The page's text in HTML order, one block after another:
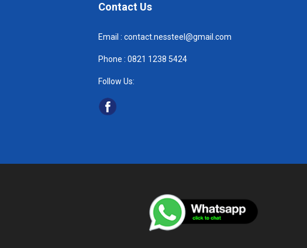
Contact Us
Email : contact.nessteel@gmail.com
Phone : 0821 1238 5424
Follow Us: